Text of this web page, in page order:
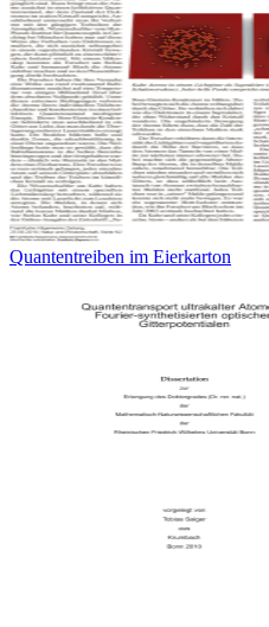
Quantentreiben im Eierkarton